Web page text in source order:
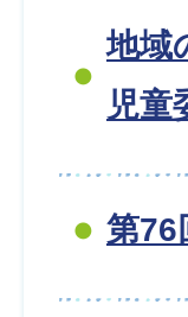
地域
児童
第76